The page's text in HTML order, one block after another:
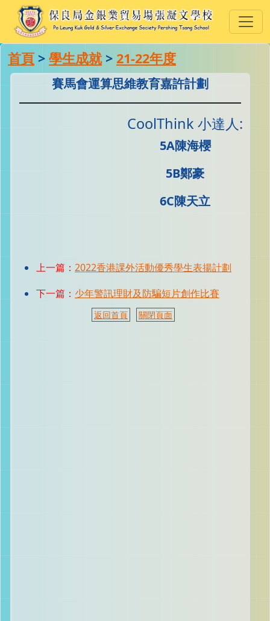
首頁 > 學生成就> 21-22年度
賽馬會運算思維教育嘉許計劃
CoolThink 小達人:
5A陳海櫻
5B鄭豪
6C陳天立
上一篇：2022香港課外活動優秀學生表揚計劃
下一篇： 少年警訊理財及防騙短片創作比賽
返回首頁 關閉頁面